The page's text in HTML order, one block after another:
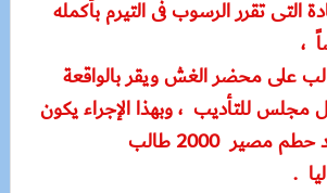
تقرر الرسوب فى التيرم بأكمله
،
على محضر الغش ويقر بالواقعة
للتأديب ، وبهذا الإجراء يكون
الدكتور الغمرى قد حطم مصير 2000 طالب
.